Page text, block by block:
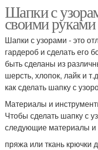
Шапки с
своими руками
Шапки с узорами - это
гардероб и сделать его
быть сделаны из
шерсть, хлопок, лайк и
как сделать шапку с
Материалы и
Чтобы сделать шапку с
следующие материалы и
пряжа или ткань крючки